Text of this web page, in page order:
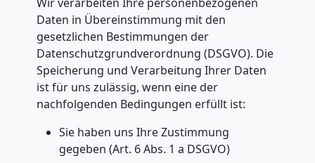
Daten in Übereinstimmung mit den
gesetzlichen Bestimmungen der
Datenschutzgrundverordnung (DSGVO). Die
Speicherung und Verarbeitung Ihrer Daten
ist für uns zulässig, wenn eine der
nachfolgenden Bedingungen erfüllt ist:
Sie haben uns Ihre Zustimmung
gegeben (Art. 6 Abs. 1 a DSGVO)
Steyr
Beiladung
Steyr